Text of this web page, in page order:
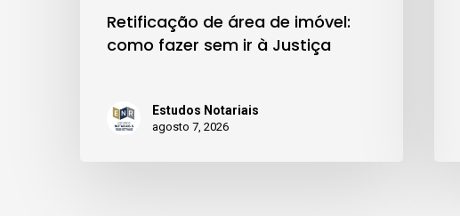
Justiça
Retificação de área de imóvel:
como fazer sem ir à Justiça
Estudos Notariais
agosto 7, 2026